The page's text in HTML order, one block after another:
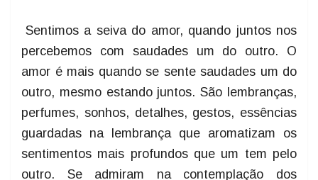
Sentimos a seiva do amor, quando juntos nos
percebemos com saudades um do outro. O
amor é mais quando se sente saudades um do
outro, mesmo estando juntos. São lembranças,
perfumes, sonhos, detalhes, gestos, essências
guardadas na lembrança que aromatizam os
sentimentos mais profundos que um tem pelo
outro. Se admiram na contemplação dos